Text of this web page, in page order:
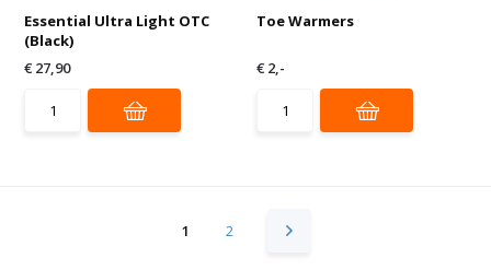
Essential Ultra Light OTC
(Black)
€ 27,90
Toe Warmers
€ 2,-
1 2